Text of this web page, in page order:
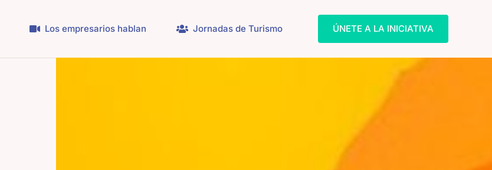
Los empresarios hablan Jornadas de Turismo ÚNETE A LA INICIATIVA